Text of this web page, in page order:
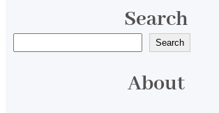
Search
Search
About